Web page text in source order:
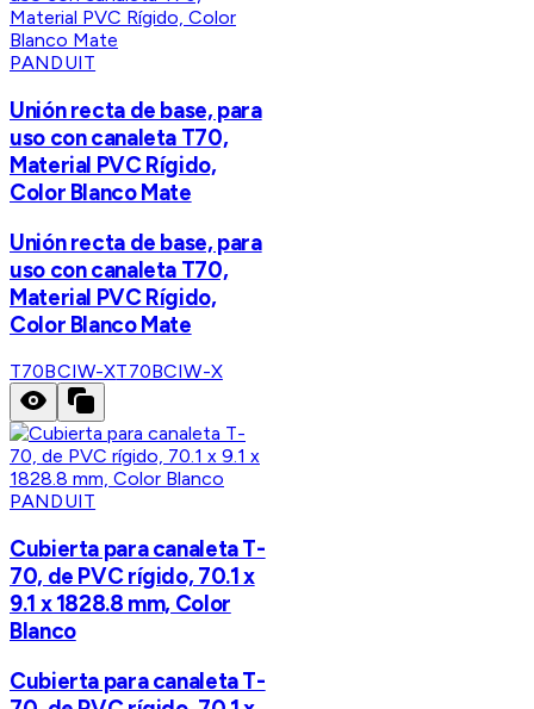
PANDUIT
Unión recta de base, para
uso con canaleta T70,
Material PVC Rígido,
Color Blanco Mate
Unión recta de base, para
uso con canaleta T70,
Material PVC Rígido,
Color Blanco Mate
T70BCIW-XT70BCIW-X
PANDUIT
Cubierta para canaleta T-
70, de PVC rígido, 70.1 x
9.1 x 1828.8 mm, Color
Blanco
Cubierta para canaleta T-